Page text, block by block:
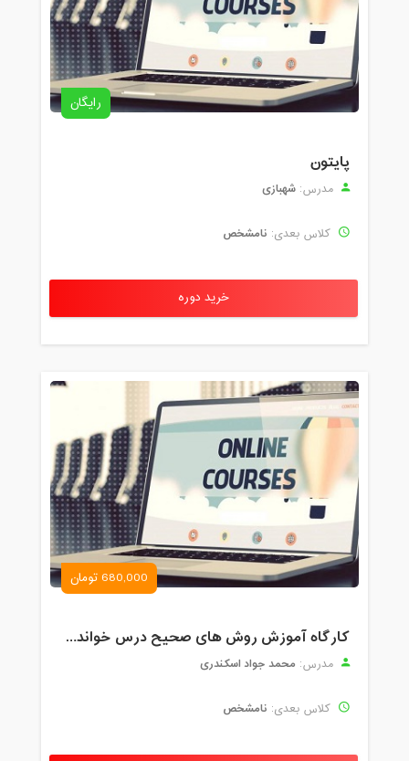
رایگان
پایتون
مدرس: شهبازی
کلاس بعدی: نامشخص
خرید دوره
680,000 تومان
کارگاه آموزش روش های صحیح درس خواندن همراه با یادگیری بدون فراموشی
مدرس: محمد جواد اسکندری
کلاس بعدی: نامشخص